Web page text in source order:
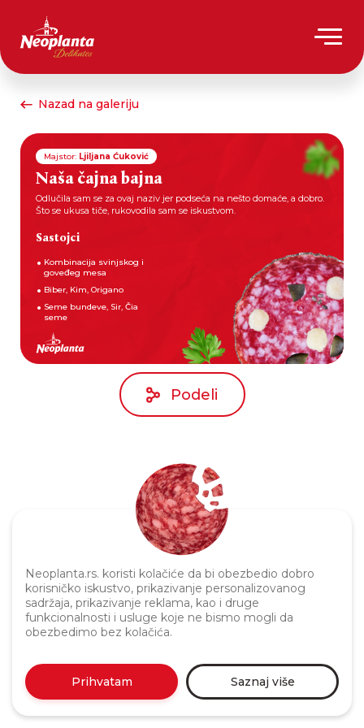
Neoplanta.rs. koristi kolačiće da bi obezbedio dobro
korisničko iskustvo, prikazivanje personalizovanog
sadržaja, prikazivanje reklama, kao i druge
funkcionalnosti i usluge koje ne bismo mogli da
obezbedimo bez kolačića.
Prihvatam Saznaj više
Nazad na galeriju
Majstor: Ljiljana Ćuković
Naša čajna bajna
Odlučila sam se za ovaj naziv jer podseća na nešto domaće, a dobro.
Što se ukusa tiče, rukovodila sam se iskustvom.
Sastojci
Kombinacija svinjskog i
goveđeg mesa
Biber, Kim, Origano
Seme bundeve, Sir, Čia
seme
Podeli
Politika privatnosti